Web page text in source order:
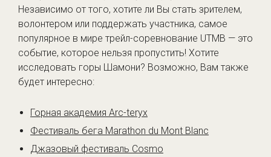
Независимо от того, хотите ли Вы стать зрителем,
волонтером или поддержать участника, самое
популярное в мире трейл-соревнование UTMB — это
событие, которое нельзя пропустить! Хотите
исследовать горы Шамони? Возможно, Вам также
будет интересно:
Горная академия Arc-teryx
Фестиваль бега Marathon du Mont Blanc
Джазовый фестиваль Cosmo